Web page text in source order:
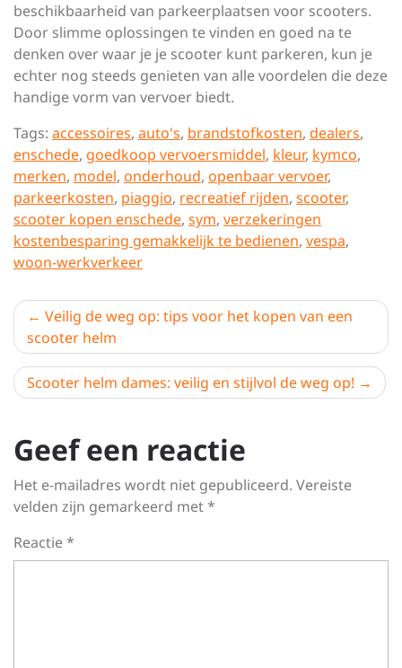
beschikbaarheid van parkeerplaatsen voor scooters.
Door slimme oplossingen te vinden en goed na te
denken over waar je je scooter kunt parkeren, kun je
echter nog steeds genieten van alle voordelen die deze
handige vorm van vervoer biedt.
Tags: accessoires, auto's, brandstofkosten, dealers,
enschede, goedkoop vervoersmiddel, kleur, kymco,
merken, model, onderhoud, openbaar vervoer,
parkeerkosten, piaggio, recreatief rijden, scooter,
scooter kopen enschede, sym, verzekeringen
kostenbesparing gemakkelijk te bedienen, vespa,
woon-werkverkeer
Berichtnavigatie
Veilig de weg op: tips voor het kopen van een
scooter helm
Scooter helm dames: veilig en stijlvol de weg op!
Geef een reactie
Het e-mailadres wordt niet gepubliceerd. Vereiste
velden zijn gemarkeerd met*
Reactie*